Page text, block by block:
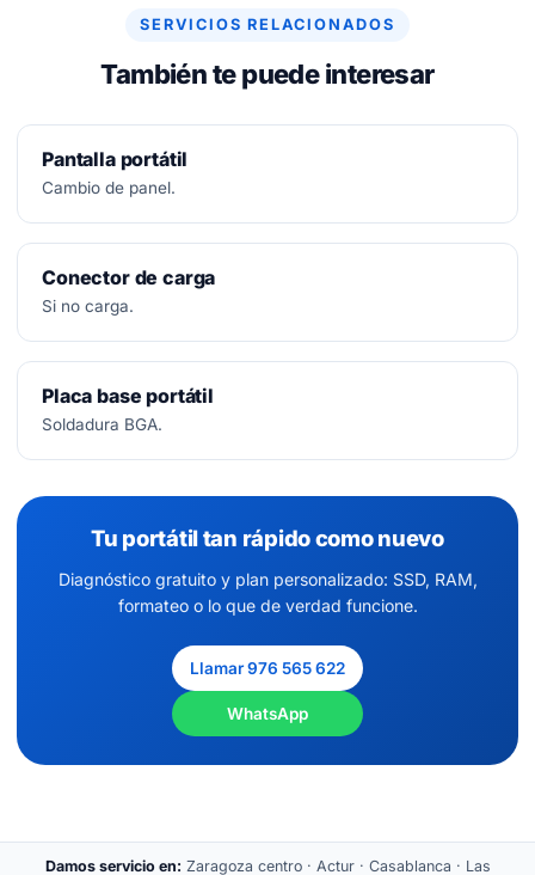
SERVICIOS RELACIONADOS
También te puede interesar
Pantalla portátil
Cambio de panel.
Conector de carga
Si no carga.
Placa base portátil
Soldadura BGA.
Tu portátil tan rápido como nuevo
Diagnóstico gratuito y plan personalizado: SSD, RAM,
formateo o lo que de verdad funcione.
Llamar 976 565 622
WhatsApp
Damos servicio en: Zaragoza centro · Actur · Casablanca · Las